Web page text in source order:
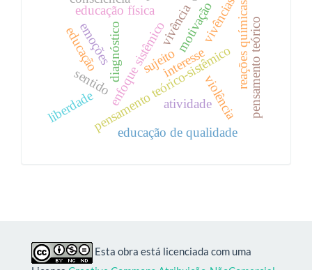
pensamento teórico-sistêmico
enfoque sistêmico
diagnóstico reações químicas
educação física
sujeito
motivação
interesse
sentido
emoções
atividade pensamento teórico
liberdade
educação
educação de qualidade
vivências
vivência
violência
Esta obra está licenciada com uma